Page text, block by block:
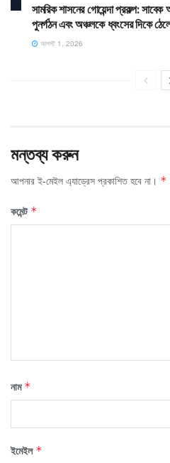
সামরিক শাসনের গোয়েন্দা প্রকল্প: সাবেক
পুনর্গঠন এবং অঞ্চলকে ধ্বংসের দিকে
আগস্ট 1, 2026
মন্তব্য করুন
আপনার ই-মেইল এ্যাড্রেস প্রকাশিত হবে না। *
কমেন্ট *
নাম *
ইমেইল *